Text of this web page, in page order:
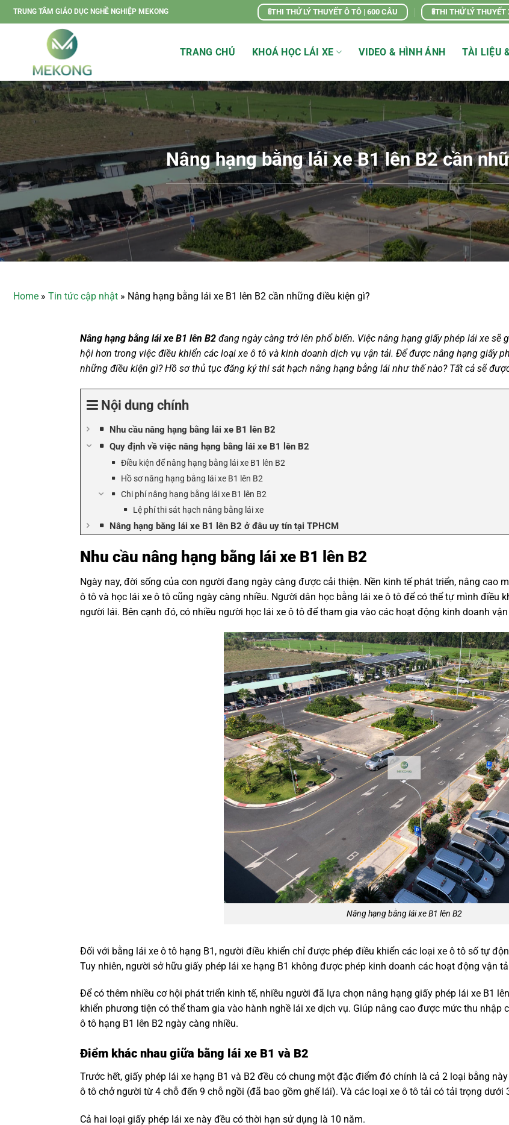
Chuyển
đến
TRUNG TÂM GIÁO DỤC NGHỀ NGHIỆP MEKONG 🚦THI THỬ LÝ THUYẾT Ô TÔ | 600 CÂU 🚦THI THỬ LÝ
TRANG CHỦ KHOÁ HỌC LÁI XE VIDEO & HÌNH ẢNH TÀI LIỆU
Nâng hạng bằng lái xe B1 lên B2 cần
Home » Tin tức cập nhật » Nâng hạng bằng lái xe B1 lên B2 cần những điều kiện gì?
Nâng hạng bằng lái xe B1 lên B2đang ngày càng trở lên phổ biến. Việc nâng hạng giấy phép lái xe
hội hơn trong việc điều khiển các loại xe ô tô và kinh doanh dịch vụ vận tải. Để được nâng hạng giấy
những điều kiện gì? Hồ sơ thủ tục đăng ký thi sát hạch nâng hạng bằng lái như thế nào? Tất cả sẽ
Nội dung chính
Nhu cầu nâng hạng bằng lái xe B1 lên B2
Quy định về việc nâng hạng bằng lái xe B1 lên B2
Điều kiện để nâng hạng bằng lái xe B1 lên B2
Hồ sơ nâng hạng bằng lái xe B1 lên B2
Chi phí nâng hạng bằng lái xe B1 lên B2
Lệ phí thi sát hạch nâng bằng lái xe
Nâng hạng bằng lái xe B1 lên B2 ở đâu uy tín tại TPHCM
Nhu cầu nâng hạng bằng lái xe B1 lên B2
Ngày nay, đời sống của con người đang ngày càng được cải thiện. Nền kinh tế phát triển, nâng cao
ô tô và học lái xe ô tô cũng ngày càng nhiều. Người dân học bằng lái xe ô tô để có thể tự mình điều
người lái. Bên cạnh đó, có nhiều người học lái xe ô tô để tham gia vào các hoạt động kinh doanh
Nâng hạng bằng lái xe B1 lên B2
Đối với bằng lái xe ô tô hạng B1, người điều khiển chỉ được phép điều khiển các loại xe ô tô số tự
Tuy nhiên, người sở hữu giấy phép lái xe hạng B1 không được phép kinh doanh các hoạt động vận
Để có thêm nhiều cơ hội phát triển kinh tế, nhiều người đã lựa chọn nâng hạng giấy phép lái xe B1
khiển phương tiện có thể tham gia vào hành nghề lái xe dịch vụ. Giúp nâng cao được mức thu
ô tô hạng B1 lên B2 ngày càng nhiều.
Điểm khác nhau giữa bằng lái xe B1 và B2
Trước hết, giấy phép lái xe hạng B1 và B2 đều có chung một đặc điểm đó chính là cả 2 loại bằng
ô tô chở người từ 4 chỗ đến 9 chỗ ngồi (đã bao gồm ghế lái). Và các loại xe ô tô tải có tải trọng dưới
Cả hai loại giấy phép lái xe này đều có thời hạn sử dụng là 10 năm.